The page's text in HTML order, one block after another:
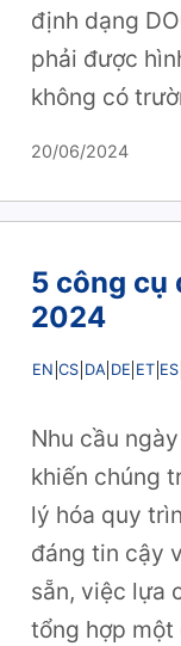
định dạng
phải được
không có
20/06/2024
5 công cụ
2024
EN CS DA DE ET ES
Nhu cầu
khiến chúng
lý hóa quy
đáng tin cậy
sẵn, việc lựa
tổng hợp một